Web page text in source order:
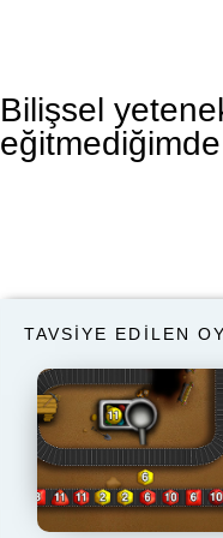
Bilişsel
TAVSIYE EDILEN